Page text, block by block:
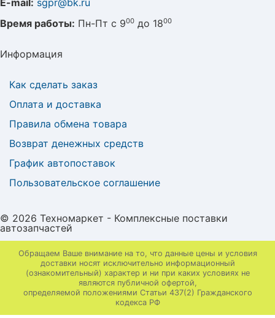
E-mail: sgpr@bk.ru
Время работы: Пн-Пт с 900 до 1800
Информация
Как сделать заказ
Оплата и доставка
Правила обмена товара
Возврат денежных средств
График автопоставок
Пользовательское соглашение
© 2026 Техномаркет - Комплексные поставки
автозапчастей
Обращаем Ваше внимание на то, что данные цены и условия
доставки носят исключительно информационный
(ознакомительный) характер и ни при каких условиях не
являются публичной офертой,
определяемой положениями Статьи 437(2) Гражданского
кодекса РФ